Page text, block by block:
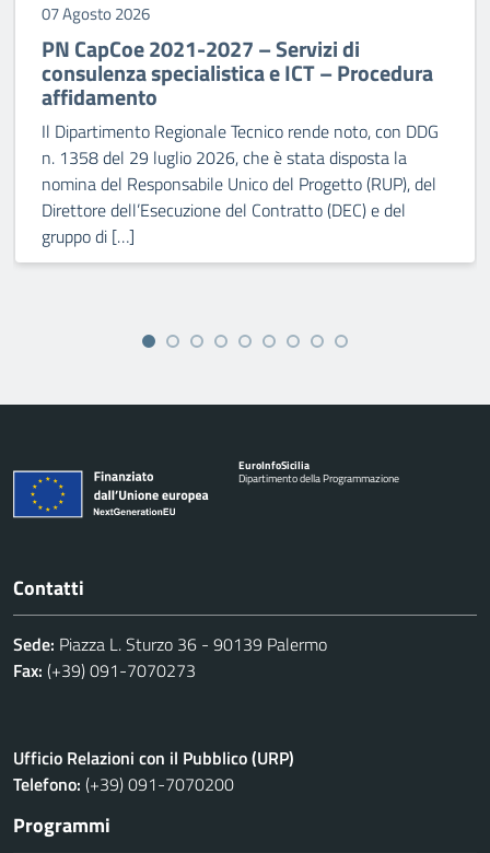
07 Agosto 2026
PN CapCoe 2021-2027 – Servizi di
consulenza specialistica e ICT – Procedura
affidamento
Il Dipartimento Regionale Tecnico rende noto, con DDG
n. 1358 del 29 luglio 2026, che è stata disposta la
nomina del Responsabile Unico del Progetto (RUP), del
Direttore dell’Esecuzione del Contratto (DEC) e del
gruppo di […]
EuroInfoSicilia
Dipartimento della Programmazione
Contatti
Sede: Piazza L. Sturzo 36 - 90139 Palermo
Fax: (+39) 091-7070273
Ufficio Relazioni con il Pubblico (URP)
Telefono: (+39) 091-7070200
Programmi